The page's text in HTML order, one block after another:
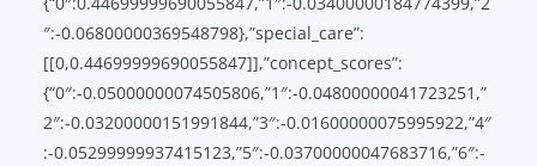
″:-0.06800000369548798},”special_care”:
[[0,0.44699999690055847]],”concept_scores”:
{“0″:-0.05000000074505806,”1″:-0.04800000041723251,”
2″:-0.03200000151991844,”3″:-0.01600000075995922,”4″
:-0.05299999937415123,”5″:-0.03700000047683716,”6″:-